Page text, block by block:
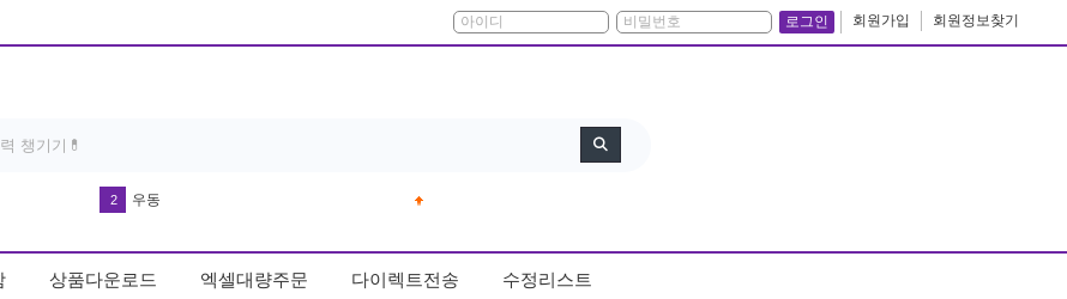
로그인 회원가입 회원정보찾기
3 방석
4 다운블로우-DB8003 남자골프장갑왼손(기존 DB8001)
상품다운로드 엑셀대량주문 다이렉트전송 수정리스트